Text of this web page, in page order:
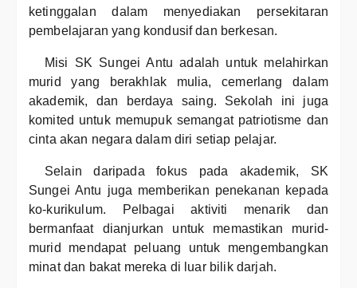
ketinggalan dalam menyediakan persekitaran
pembelajaran yang kondusif dan berkesan.
Misi SK Sungei Antu adalah untuk melahirkan
murid yang berakhlak mulia, cemerlang dalam
akademik, dan berdaya saing. Sekolah ini juga
komited untuk memupuk semangat patriotisme dan
cinta akan negara dalam diri setiap pelajar.
Selain daripada fokus pada akademik, SK
Sungei Antu juga memberikan penekanan kepada
ko-kurikulum. Pelbagai aktiviti menarik dan
bermanfaat dianjurkan untuk memastikan murid-
murid mendapat peluang untuk mengembangkan
minat dan bakat mereka di luar bilik darjah.